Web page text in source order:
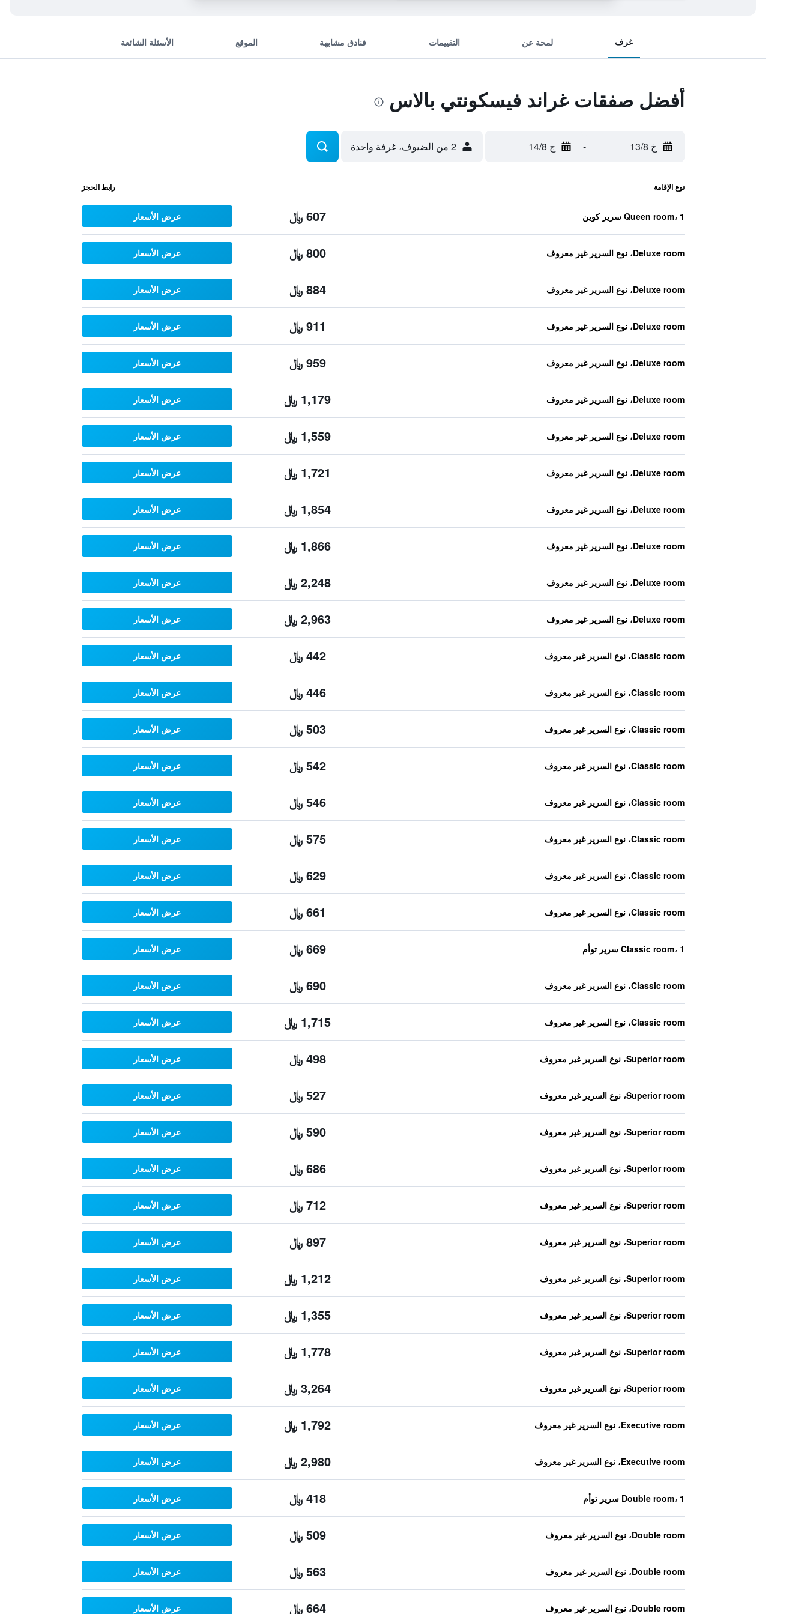
غرف لمحة عن التقييمات فنادق مشابهة الموقع الأسئلة الشائعة
أفضل صفقات غراند فيسكونتي بالاس
خ 13/8 - ج 14/8 2 من الضيوف، غرفة واحدة
نوع الإقامة رابط الحجز
Queen room، 1 سرير كوين 607 ﷼ عرض الأسعار
Deluxe room، نوع السرير غير معروف 800 ﷼ عرض الأسعار
Deluxe room، نوع السرير غير معروف 884 ﷼ عرض الأسعار
Deluxe room، نوع السرير غير معروف 911 ﷼ عرض الأسعار
Deluxe room، نوع السرير غير معروف 959 ﷼ عرض الأسعار
Deluxe room، نوع السرير غير معروف 1,179 ﷼ عرض الأسعار
Deluxe room، نوع السرير غير معروف 1,559 ﷼ عرض الأسعار
Deluxe room، نوع السرير غير معروف 1,721 ﷼ عرض الأسعار
Deluxe room، نوع السرير غير معروف 1,854 ﷼ عرض الأسعار
Deluxe room، نوع السرير غير معروف 1,866 ﷼ عرض الأسعار
Deluxe room، نوع السرير غير معروف 2,248 ﷼ عرض الأسعار
Deluxe room، نوع السرير غير معروف 2,963 ﷼ عرض الأسعار
Classic room، نوع السرير غير معروف 442 ﷼ عرض الأسعار
Classic room، نوع السرير غير معروف 446 ﷼ عرض الأسعار
Classic room، نوع السرير غير معروف 503 ﷼ عرض الأسعار
Classic room، نوع السرير غير معروف 542 ﷼ عرض الأسعار
Classic room، نوع السرير غير معروف 546 ﷼ عرض الأسعار
Classic room، نوع السرير غير معروف 575 ﷼ عرض الأسعار
Classic room، نوع السرير غير معروف 629 ﷼ عرض الأسعار
Classic room، نوع السرير غير معروف 661 ﷼ عرض الأسعار
Classic room، 1 سرير توأم 669 ﷼ عرض الأسعار
Classic room، نوع السرير غير معروف 690 ﷼ عرض الأسعار
Classic room، نوع السرير غير معروف 1,715 ﷼ عرض الأسعار
Superior room، نوع السرير غير معروف 498 ﷼ عرض الأسعار
Superior room، نوع السرير غير معروف 527 ﷼ عرض الأسعار
Superior room، نوع السرير غير معروف 590 ﷼ عرض الأسعار
Superior room، نوع السرير غير معروف 686 ﷼ عرض الأسعار
Superior room، نوع السرير غير معروف 712 ﷼ عرض الأسعار
Superior room، نوع السرير غير معروف 897 ﷼ عرض الأسعار
Superior room، نوع السرير غير معروف 1,212 ﷼ عرض الأسعار
Superior room، نوع السرير غير معروف 1,355 ﷼ عرض الأسعار
Superior room، نوع السرير غير معروف 1,778 ﷼ عرض الأسعار
Superior room، نوع السرير غير معروف 3,264 ﷼ عرض الأسعار
Executive room، نوع السرير غير معروف 1,792 ﷼ عرض الأسعار
Executive room، نوع السرير غير معروف 2,980 ﷼ عرض الأسعار
Double room، 1 سرير توأم 418 ﷼ عرض الأسعار
Double room، نوع السرير غير معروف 509 ﷼ عرض الأسعار
Double room، نوع السرير غير معروف 563 ﷼ عرض الأسعار
Double room، نوع السرير غير معروف 664 ﷼ عرض الأسعار